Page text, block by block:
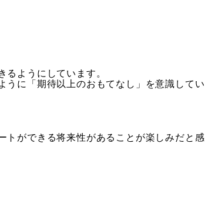
ようにしています。
うに「期待以上のおもてなし」を意識してい
トができる将来性があることが楽しみだと感